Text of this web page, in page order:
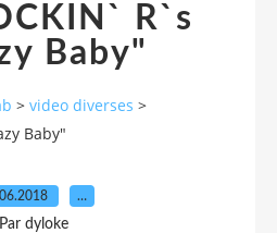
R`s
Baby"
> video diverses >
Baby"
…
Par dyloke